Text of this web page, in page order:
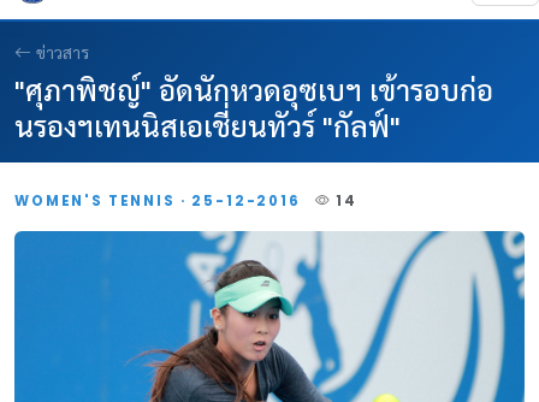
ข่าวสาร
"ศุภาพิชญ์" อัดนักหวดอุซเบฯ เข้ารอบก่อ
นรองฯเทนนิสเอเชี่ยนทัวร์ "กัลฟ์"
WOMEN'S TENNIS · 25-12-2016 14